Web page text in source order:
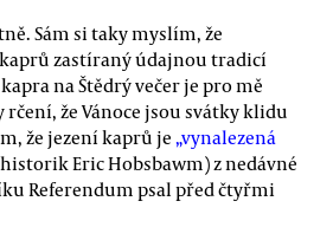
Sám si taky myslím, že
zastíraný údajnou tradicí
na Štědrý večer je pro mě
že Vánoce jsou svátky klidu
že jezení kaprů je „vynalezená
Eric Hobsbawm) z nedávné
Referendum psal před čtyřmi